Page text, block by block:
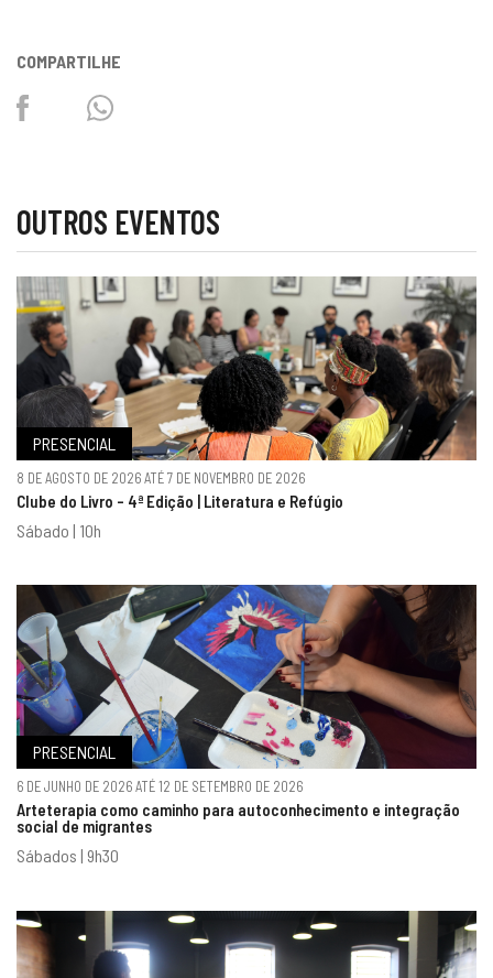
COMPARTILHE
FacebookTwitterWhatsapp
OUTROS EVENTOS
PRESENCIAL
8 DE AGOSTO DE 2026 ATÉ 7 DE NOVEMBRO DE 2026
Clube do Livro - 4ª Edição | Literatura e Refúgio
Sábado | 10h
PRESENCIAL
6 DE JUNHO DE 2026 ATÉ 12 DE SETEMBRO DE 2026
Arteterapia como caminho para autoconhecimento e integração
social de migrantes
Sábados | 9h30